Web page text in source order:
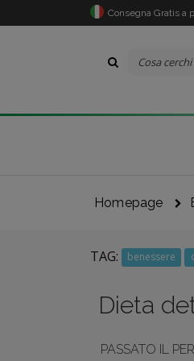
Consegna Gratis a
Homepage
TAG: benessere
Dieta
PASSATO IL